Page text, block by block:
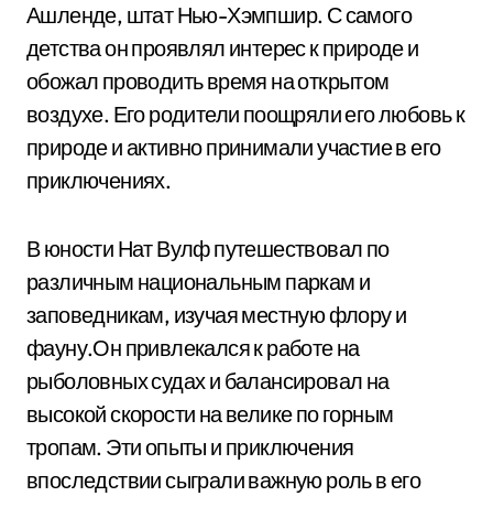
Ашленде, штат Нью-Хэмпшир. С самого
детства он проявлял интерес к природе и
обожал проводить время на открытом
воздухе. Его родители поощряли его любовь к
природе и активно принимали участие в его
приключениях.
В юности Нат Вулф путешествовал по
различным национальным паркам и
заповедникам, изучая местную флору и
фауну.Он привлекался к работе на
рыболовных судах и балансировал на
высокой скорости на велике по горным
тропам. Эти опыты и приключения
впоследствии сыграли важную роль в его